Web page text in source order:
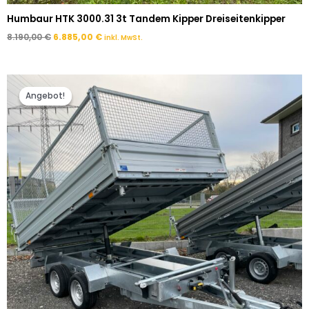
Humbaur HTK 3000.31 3t Tandem Kipper Dreiseitenkipper
8.190,00€ 6.885,00 € inkl. MwSt.
Angebot!
Angebot!
Preis
war:
9.190,00 €
Preis
ist:
8.985,00 €.